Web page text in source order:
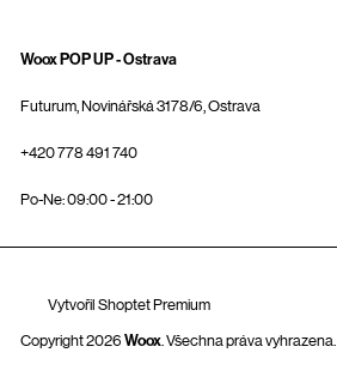
Woox POP UP - Ostrava
Futurum, Novinářská 3178/6, Ostrava
+420 778 491 740
Po-Ne: 09:00 - 21:00
Vytvořil Shoptet Premium
Copyright 2026 Woox. Všechna práva vyhrazena.